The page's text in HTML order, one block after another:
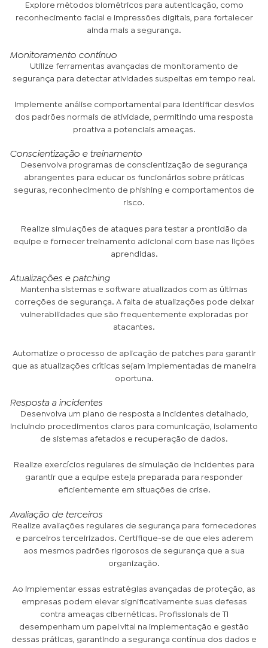
Explore métodos biométricos para autenticação, como
reconhecimento facial e impressões digitais, para fortalecer
ainda mais a segurança.
Monitoramento contínuo
Utilize ferramentas avançadas de monitoramento de
segurança para detectar atividades suspeitas em tempo real.
Implemente análise comportamental para identificar desvios
dos padrões normais de atividade, permitindo uma resposta
proativa a potenciais ameaças.
Conscientização e treinamento
Desenvolva programas de conscientização de segurança
abrangentes para educar os funcionários sobre práticas
seguras, reconhecimento de phishing e comportamentos de
risco.
Realize simulações de ataques para testar a prontidão da
equipe e fornecer treinamento adicional com base nas lições
aprendidas.
Atualizações e patching
Mantenha sistemas e software atualizados com as últimas
correções de segurança. A falta de atualizações pode deixar
vulnerabilidades que são frequentemente exploradas por
atacantes.
Automatize o processo de aplicação de patches para garantir
que as atualizações críticas sejam implementadas de maneira
oportuna.
Resposta a incidentes
Desenvolva um plano de resposta a incidentes detalhado,
incluindo procedimentos claros para comunicação, isolamento
de sistemas afetados e recuperação de dados.
Realize exercícios regulares de simulação de incidentes para
garantir que a equipe esteja preparada para responder
eficientemente em situações de crise.
Avaliação de terceiros
Realize avaliações regulares de segurança para fornecedores
e parceiros terceirizados. Certifique-se de que eles aderem
aos mesmos padrões rigorosos de segurança que a sua
organização.
Ao implementar essas estratégias avançadas de proteção, as
empresas podem elevar significativamente suas defesas
contra ameaças cibernéticas. Profissionais de TI
desempenham um papel vital na implementação e gestão
dessas práticas, garantindo a segurança contínua dos dados e